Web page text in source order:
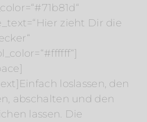
zieht Dir die
loslassen, den
abschalten und den
lassen. Die